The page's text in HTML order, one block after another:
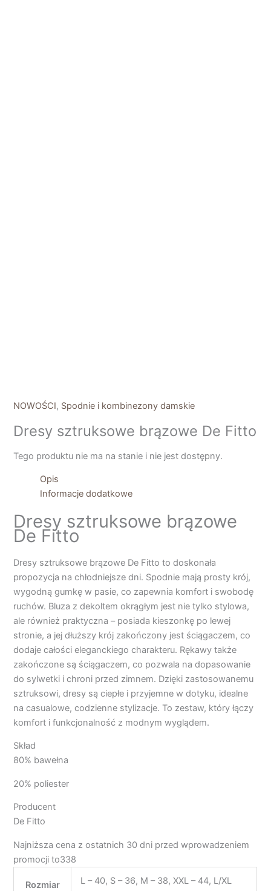
NOWOŚCI, Spodnie i kombinezony damskie
Dresy sztruksowe brązowe De Fitto
Tego produktu nie ma na stanie i nie jest dostępny.
Opis
Informacje dodatkowe
Dresy sztruksowe brązowe
De Fitto
Dresy sztruksowe brązowe De Fitto to doskonała
propozycja na chłodniejsze dni. Spodnie mają prosty krój,
wygodną gumkę w pasie, co zapewnia komfort i swobodę
ruchów. Bluza z dekoltem okrągłym jest nie tylko stylowa,
ale również praktyczna – posiada kieszonkę po lewej
stronie, a jej dłuższy krój zakończony jest ściągaczem, co
dodaje całości eleganckiego charakteru. Rękawy także
zakończone są ściągaczem, co pozwala na dopasowanie
do sylwetki i chroni przed zimnem. Dzięki zastosowanemu
sztruksowi, dresy są ciepłe i przyjemne w dotyku, idealne
na casualowe, codzienne stylizacje. To zestaw, który łączy
komfort i funkcjonalność z modnym wyglądem.
Skład
80% bawełna
20% poliester
Producent
De Fitto
Najniższa cena z ostatnich 30 dni przed wprowadzeniem
promocji to338
Rozmiar L – 40, S – 36, M – 38, XXL – 44, L/XL